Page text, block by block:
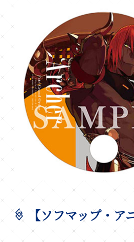
【ソフマップ・ア